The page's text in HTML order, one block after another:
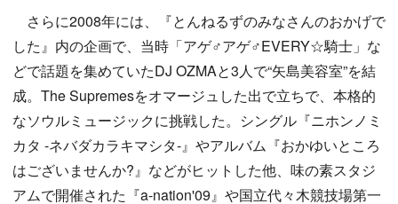
さらに2008年には、『とんねるずのみなさんのおかげで
した』内の企画で、当時「アゲ♂アゲ♂EVERY☆騎士」な
どで話題を集めていたDJ OZMAと3人で“矢島美容室”を結
成。The Supremesをオマージュした出で立ちで、本格的
なソウルミュージックに挑戦した。シングル『ニホンノミ
カタ -ネバダカラキマシタ-』やアルバム『おかゆいところ
はございませんか?』などがヒットした他、味の素スタジ
アムで開催された『a-nation'09』や国立代々木競技場第一